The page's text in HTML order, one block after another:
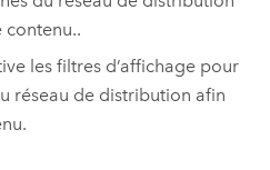
contenu..
les filtres d’affichage pour
réseau de distribution afin